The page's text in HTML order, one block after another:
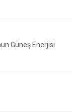
Güneş Enerjisi